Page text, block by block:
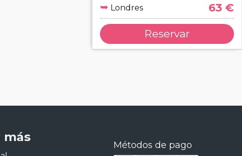
➥ Londres 63 €
Reservar
más
Métodos de pago